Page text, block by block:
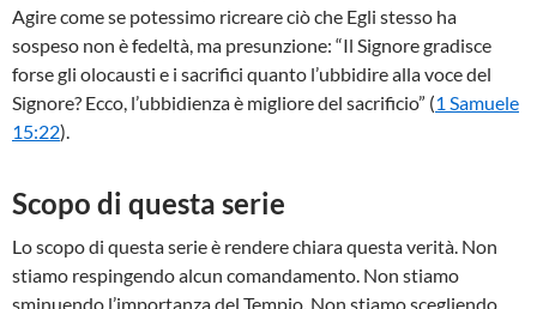
Agire come se potessimo ricreare ciò che Egli stesso ha
sospeso non è fedeltà, ma presunzione: “Il Signore gradisce
forse gli olocausti e i sacrifici quanto l’ubbidire alla voce del
Signore? Ecco, l’ubbidienza è migliore del sacrificio” (1 Samuele
15:22).
Scopo di questa serie
Lo scopo di questa serie è rendere chiara questa verità. Non
stiamo respingendo alcun comandamento. Non stiamo
sminuendo l’importanza del Tempio. Non stiamo scegliendo